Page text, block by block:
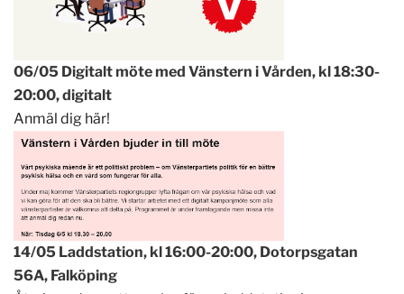
06/05 Digitalt möte med Vänstern i Vården, kl 18:30-
20:00, digitalt
Anmäl dig här!
14/05 Laddstation, kl 16:00-20:00, Dotorpsgatan
56A, Falköping